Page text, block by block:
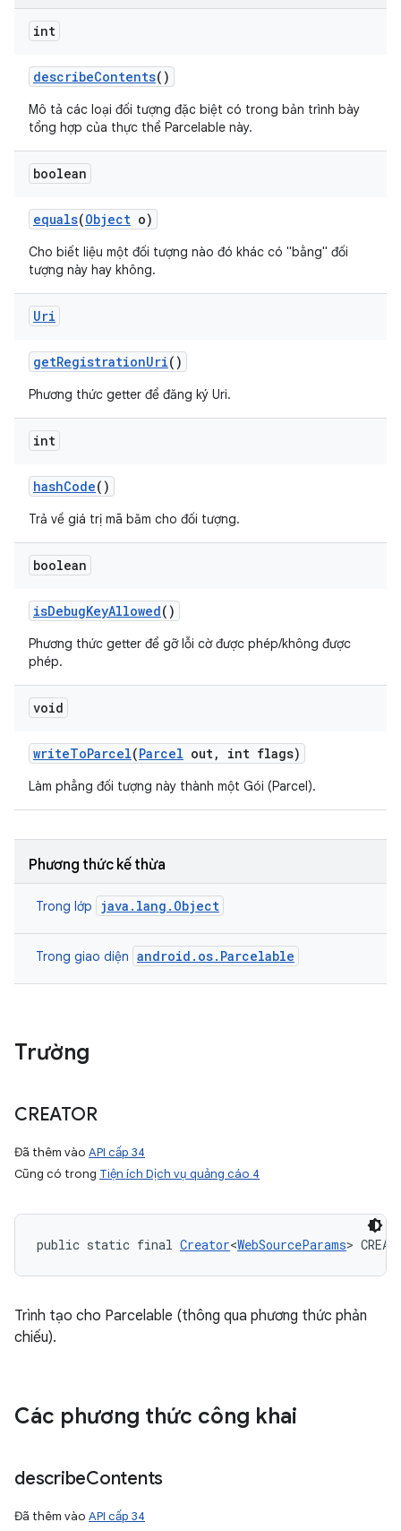
int
describeContents()
Mô tả các loại đối tượng đặc biệt có trong bản trình bày
tổng hợp của thực thể Parcelable này.
boolean
equals(Object o)
Cho biết liệu một đối tượng nào đó khác có "bằng" đối
tượng này hay không.
Uri
getRegistrationUri()
Phương thức getter để đăng ký Uri.
int
hashCode()
Trả về giá trị mã băm cho đối tượng.
boolean
isDebugKeyAllowed()
Phương thức getter để gỡ lỗi cờ được phép/không được
phép.
void
writeToParcel(Parcel out, int flags)
Làm phẳng đối tượng này thành một Gói (Parcel).
Phương thức kế thừa
Trong lớp java.lang.Object
Trong giao diện android.os.Parcelable
Trường
CREATOR
Đã thêm vào API cấp 34
Cũng có trong Tiện ích Dịch vụ quảng cáo 4
public static final Creator<WebSourceParams>
Trình tạo cho Parcelable (thông qua phương thức phản
chiếu).
Các phương thức công khai
describeContents
Đã thêm vào API cấp 34